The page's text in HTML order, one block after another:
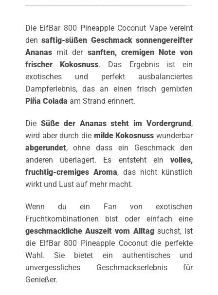
Die ElfBar 800 Pineapple Coconut Vapevereint
densaftig-süßen Geschmack sonnengereifter
Ananasmit der sanften, cremigen Note von
frischer Kokosnuss. Das Ergebnis ist ein
exotisches und perfekt ausbalanciertes
Dampferlebnis, das an einen frisch gemixten
Piña Colada am Strand erinnert.
Die Süße der Ananas steht im Vordergrund,
wird aber durch die milde Kokosnuss wunderbar
abgerundet, ohne dass ein Geschmack den
anderen überlagert. Es entsteht einvolles,
fruchtig-cremiges Aroma, das nicht künstlich
wirkt und Lust auf mehr macht.
Wenn du ein Fan von exotischen
Fruchtkombinationen bist oder einfach eine
geschmackliche Auszeit vom Alltagsuchst, ist
die ElfBar 800 Pineapple Coconut die perfekte
Wahl. Sie bietet ein authentisches und
unvergessliches Geschmackserlebnis für
Genießer.